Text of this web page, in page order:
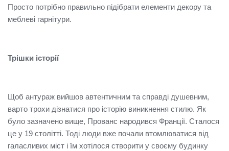
Просто потрібно правильно підібрати елементи декору та
меблеві гарнітури.
Трішки історії
Щоб антураж вийшов автентичним та справді душевним,
варто трохи дізнатися про історію виникнення стилю. Як
було зазначено вище, Прованс народився Франції. Сталося
це у 19 столітті. Тоді люди вже почали втомлюватися від
галасливих міст і їм хотілося створити у своєму будинку